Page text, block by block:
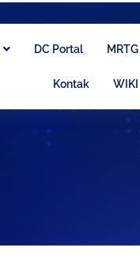
DC Portal MRTG
Kontak WIKI